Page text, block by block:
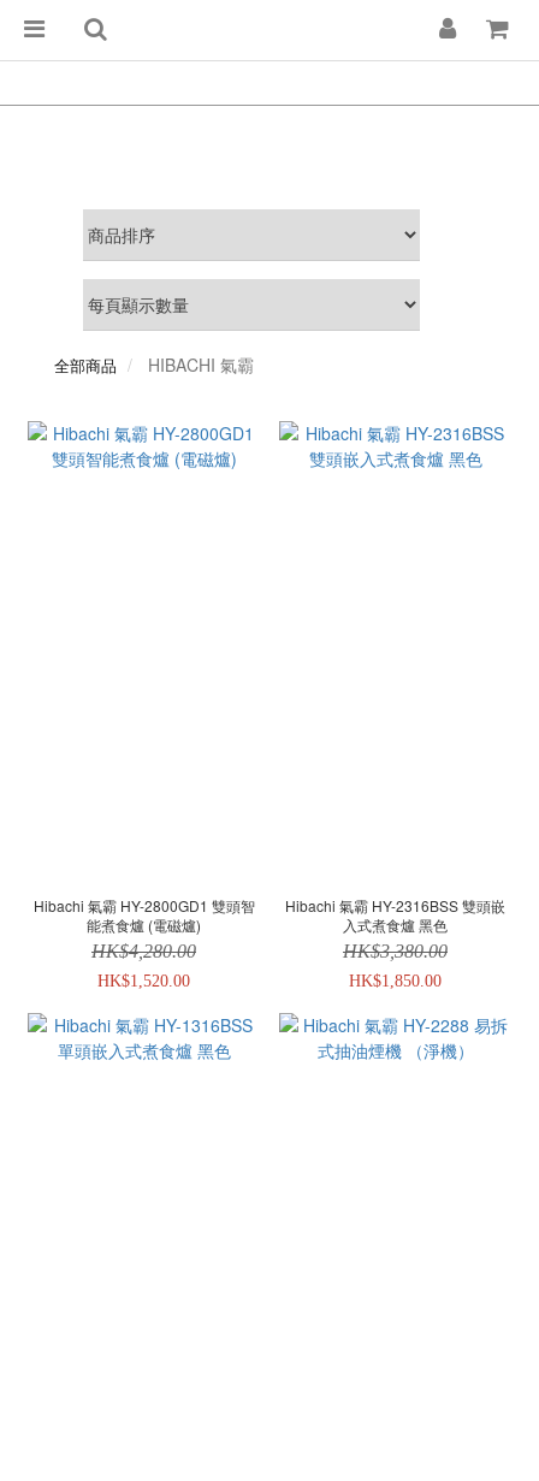
全部商品 HIBACHI 氣霸
Hibachi 氣霸 HY-2800GD1 雙頭智
能煮食爐 (電磁爐)
HK$4,280.00
HK$1,520.00
Hibachi 氣霸 HY-2316BSS 雙頭嵌
入式煮食爐 黑色
HK$3,380.00
HK$1,850.00